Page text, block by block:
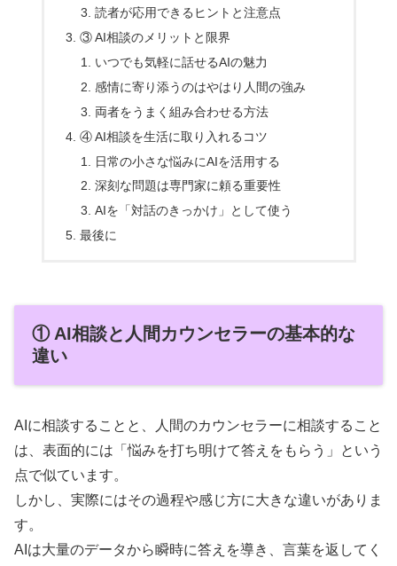
読者が応用できるヒントと注意点
③ AI相談のメリットと限界
いつでも気軽に話せるAIの魅力
感情に寄り添うのはやはり人間の強み
両者をうまく組み合わせる方法
④ AI相談を生活に取り入れるコツ
日常の小さな悩みにAIを活用する
深刻な問題は専門家に頼る重要性
AIを「対話のきっかけ」として使う
最後に
① AI相談と人間カウンセラーの基本的な
違い
AIに相談することと、人間のカウンセラーに相談すること
は、表面的には「悩みを打ち明けて答えをもらう」という
点で似ています。
しかし、実際にはその過程や感じ方に大きな違いがありま
す。
AIは大量のデータから瞬時に答えを導き、言葉を返してく